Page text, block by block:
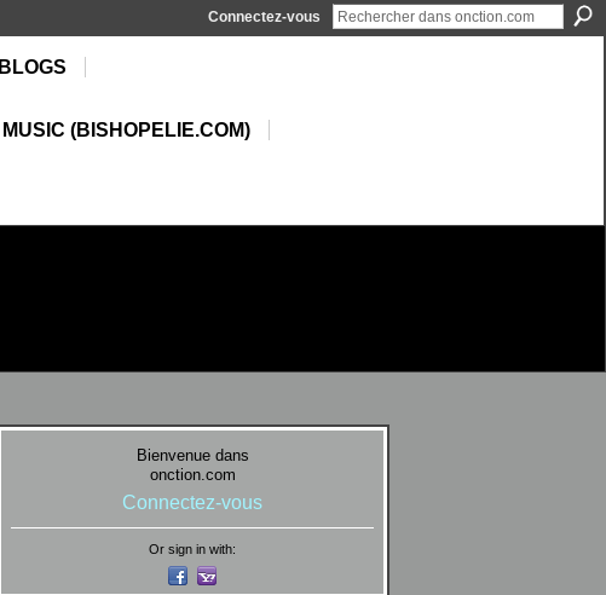
Connectez-vous
BLOGS
MUSIC (BISHOPELIE.COM)
Bienvenue dans
onction.com
Connectez-vous
Or sign in with: